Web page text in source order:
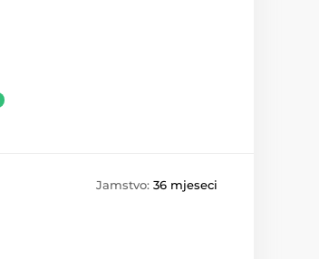
Jamstvo: 36 mjeseci